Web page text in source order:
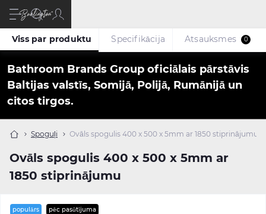
Bathroom Brands Group oficiālais pārstāvis
Baltijas valstīs, Somijā, Polijā, Rumānijā un
citos tirgos.
Spoguļi Ovāls spogulis 400 x 500 x 5mm ar 1850 stiprinājumu
Ovāls spogulis 400 x 500 x 5mm ar
1850 stiprinājumu
Viss par produktu Specifikācija Atsauksmes 0
populārs pēc pasūtījuma